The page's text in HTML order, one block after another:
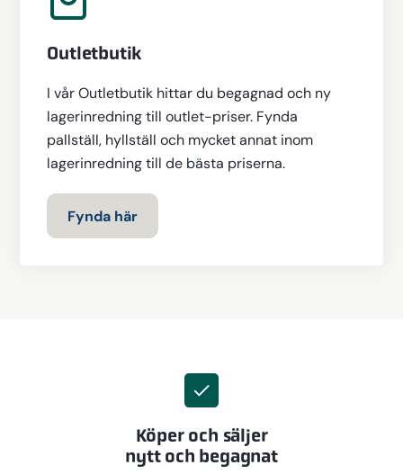
Outletbutik
I vår Outletbutik hittar du begagnad och ny
lagerinredning till outlet-priser. Fynda
pallställ, hyllställ och mycket annat inom
lagerinredning till de bästa priserna.
Fynda här
Köper och säljer
nytt och begagnat